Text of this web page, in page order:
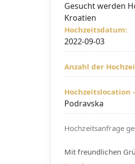
Gesucht werden
Kroatien
Hochzeitsdatum:
2022-09-03
Anzahl der
Hochzeitslocation
Podravska
Hochzeitsanfrage
Mit freundlichen